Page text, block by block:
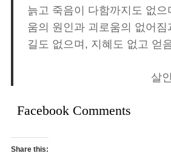
늙고 죽음이 다함까지도 없
움의 원인과 괴로움의 없어
길도 없으며, 지혜도 없고 얻
살
Facebook Comments
Share this: